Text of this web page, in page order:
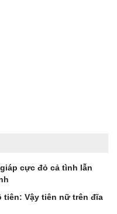
cực đỏ cả tình lẫn
tiên: Vậy tiên nữ trên đĩa